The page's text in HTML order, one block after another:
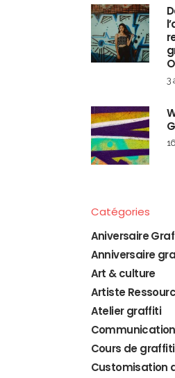
3
Catégories
Aniversaire
Anniversaire
Art & culture
Artiste
Atelier graffiti
Cours de graffiti
Customisation